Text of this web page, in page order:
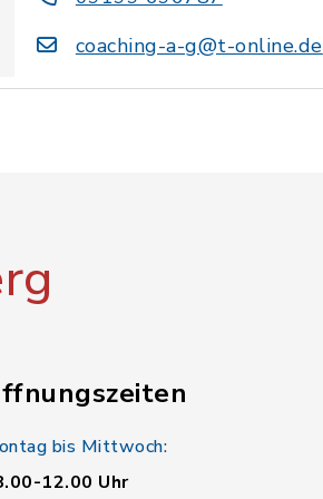
coaching-a-g@t-online.de
bis Mittwoch:
12.00 Uhr